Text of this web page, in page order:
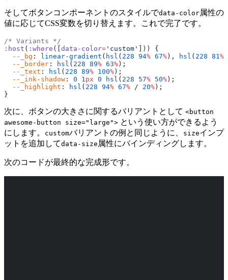
そしてボタンコンポーネントのスタイルでdata-color属性の
値に応じてCSS変数を切り替えます。これで完了です。
/* Variants */
:host ( :where ([data-color= 'custom' ])) {
  --_bg
: linear-gradient ( hsl ( 228 94% 67%), hsl ( 228 81 %
  --_border
: hsl ( 228 89% 63%);
  --_text
: hsl ( 228 89% 100%);
  --_ink-shadow
: 0 1 px 0 hsl ( 228 57% 50%);
  --_highlight
: hsl ( 228 94% 67% / 20%);
}
次に、ボタンの大きさに関するバリアントとして <button
awesome-button size="large"> という使い方ができるよう
にします。
customバリアントの例と同じように、 sizeインプ
ットを追加してdata-size 属性にバインディングします。
次のコードが最終的な完成形です。